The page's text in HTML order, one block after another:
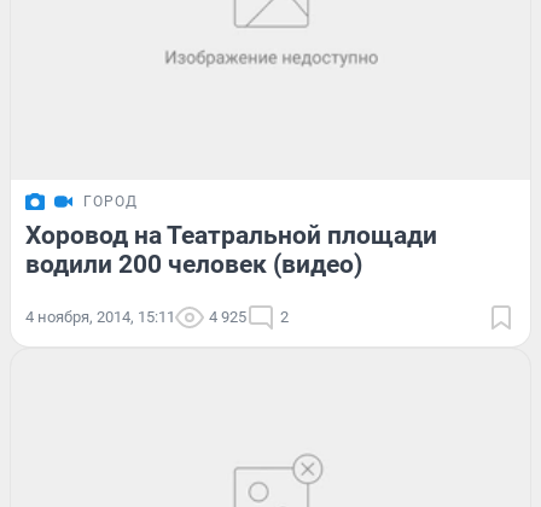
ГОРОД
Хоровод на Театральной площади
водили 200 человек (видео)
4 ноября, 2014, 15:11 4 925 2